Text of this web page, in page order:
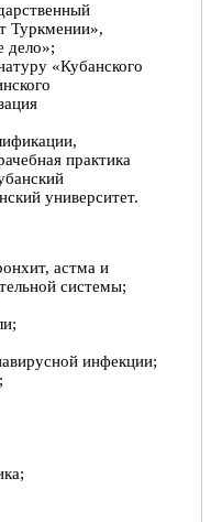
Туркмении»,
дело»;
«Кубанского
практика
университет.
астма и
системы;
инфекции;